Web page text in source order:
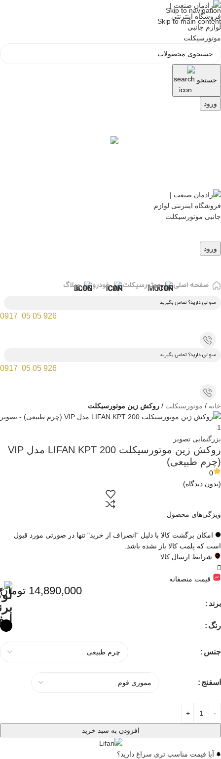
Skip to navigation
Skip to main content
جستجو
ورود
ورود
صفحه اصلی موتورسیکلت خودرو وبلاگ
سوالی دارید؟ تماس بگیرید
0917 05 05 926
سوالی دارید؟ تماس بگیرید
0917 05 05 926
خانه موتورسیکلت روکش زین موتورسیکلت
بزرگنمایی تصویر
روکش زین موتورسیکلت LIFAN KPT 200 مدل VIP
(چرم طبیعی)
0
(بدون دیدگاه)
ویژگی‌های محصول
امکان برگشت کالا با دلیل "انصراف از خرید" تنها در صورتی مورد قبول
است که پلمب کالا باز نشده باشد.
شرایط ارسال کالا
قیمت منصفانه
14,890,000 تومان
برند
رنگ
جنس
اسفنج
افزودن به سبد خرید
آیا قیمت مناسب تری سراغ دارید؟